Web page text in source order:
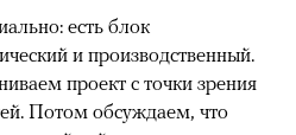
есть блок
и производственный.
проект с точки зрения
Потом обсуждаем, что